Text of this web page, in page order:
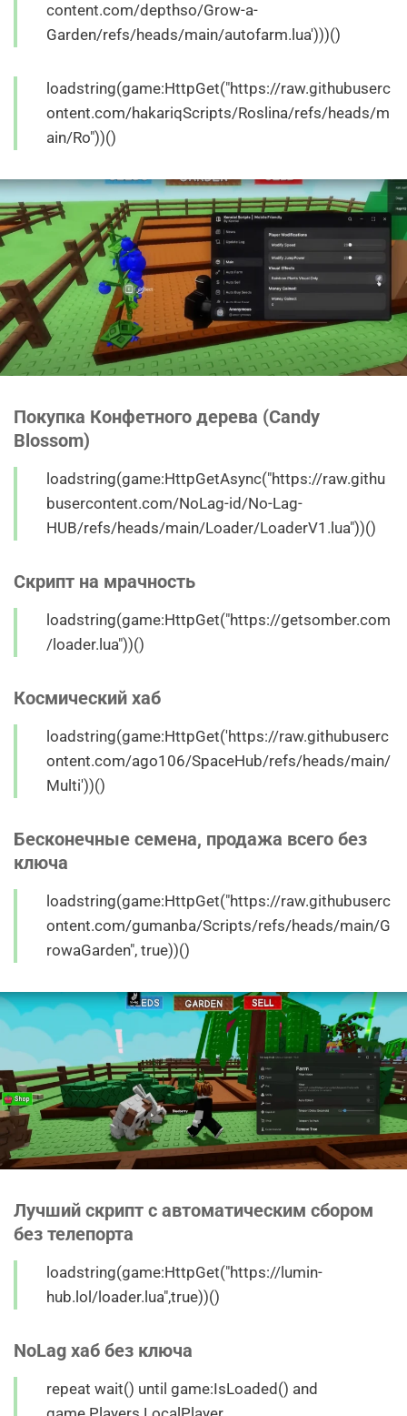
content.com/depthso/Grow-a-
Garden/refs/heads/main/autofarm.lua')))()
loadstring(game:HttpGet("https://raw.githubuserc
ontent.com/hakariqScripts/Roslina/refs/heads/m
ain/Ro"))()
Покупка Конфетного дерева (Candy
Blossom)
loadstring(game:HttpGetAsync("https://raw.githu
busercontent.com/NoLag-id/No-Lag-
HUB/refs/heads/main/Loader/LoaderV1.lua"))()
Скрипт на мрачность
loadstring(game:HttpGet("https://getsomber.com
/loader.lua"))()
Космический хаб
loadstring(game:HttpGet('https://raw.githubuserc
ontent.com/ago106/SpaceHub/refs/heads/main/
Multi'))()
Бесконечные семена, продажа всего без
ключа
loadstring(game:HttpGet("https://raw.githubuserc
ontent.com/gumanba/Scripts/refs/heads/main/G
rowaGarden", true))()
Лучший скрипт с автоматическим сбором
без телепорта
loadstring(game:HttpGet("https://lumin-
hub.lol/loader.lua",true))()
NoLag хаб без ключа
repeat wait() until game:IsLoaded() and